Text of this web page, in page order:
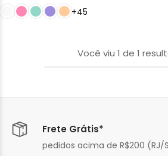
+45
Você viu 1 de 1
Frete Grátis*
pedidos acima de R$200 (RJ/